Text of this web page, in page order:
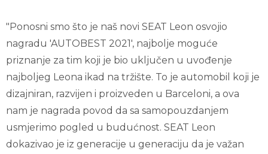
"Ponosni smo što je naš novi SEAT Leon osvojio
nagradu 'AUTOBEST 2021', najbolje moguće
priznanje za tim koji je bio uključen u uvođenje
najboljeg Leona ikad na tržište. To je automobil koji je
dizajniran, razvijen i proizveden u Barceloni, a ova
nam je nagrada povod da sa samopouzdanjem
usmjerimo pogled u budućnost. SEAT Leon
dokazivao je iz generacije u generaciju da je važan